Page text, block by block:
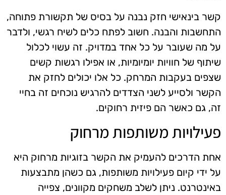
קשר בינאישי חזק נבנה על בסיס של תקשורת פתוחה,
התחשבות והבנה. חשוב לפתח כלים לשיח רגשי, ולדבר
על מה שעובר על כל אחד במדויק. זה עשוי לכלול
שיתוף של חוויות יומיומיות, או אפילו רגשות קשים
שצפים בעקבות המרחק. כל אלו יכולים לחזק את
הקשר ולסייע לשני הצדדים להרגיש נוכחים זה בחיי
זה, גם כאשר הם פיזית רחוקים.
פעילויות משותפות מרחוק
אחת הדרכים להעמיק את הקשר בזוגיות מרחוק היא
על ידי קיום פעילויות משותפות, גם כשהן מתבצעות
באינטרנט. ניתן לשלב משחקים מקוונים, צפייה